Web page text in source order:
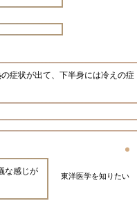
症状が出て、下半身には冷えの症
東洋医学を知りたい
な感じが